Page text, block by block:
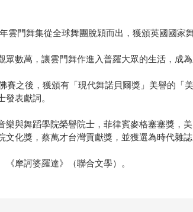
雲門舞集從全球舞團脫穎而出，獲頒英國國家
數萬，讓雲門舞作進入普羅大眾的生活，成
之後，獲頒有「現代舞諾貝爾獎」美譽的「
表獻詞。
與舞蹈學院榮譽院士，菲律賓麥格塞塞獎，
化獎，蔡萬才台灣貢獻獎，並獲選為時代雜
摩訶婆羅達》（聯合文學）。